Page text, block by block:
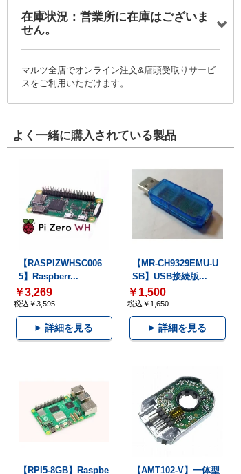
在庫状況：営業所に在庫はございま
せん。
マルツ全店でオンライン注文&店頭受取りサービ
スをご利用いただけます。
よく一緒に購入されている製品
【RASPIZWHSC006
5】Raspberr...
￥3,269
税込￥3,595
詳細を見る
【MR-CH9329EMU-U
SB】USB接続版...
￥1,500
税込￥1,650
詳細を見る
【RPI5-8GB】Raspbe 【AMT102-V】一体型